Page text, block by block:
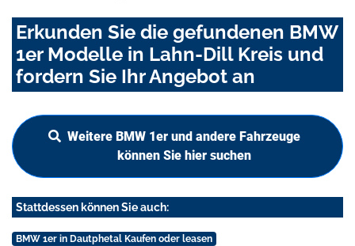
Erkunden Sie die gefundenen BMW
1er Modelle in Lahn-Dill Kreis und
fordern Sie Ihr Angebot an
Weitere BMW 1er und andere Fahrzeuge
können Sie hier suchen
Stattdessen können Sie auch:
BMW 1er in Dautphetal Kaufen oder leasen